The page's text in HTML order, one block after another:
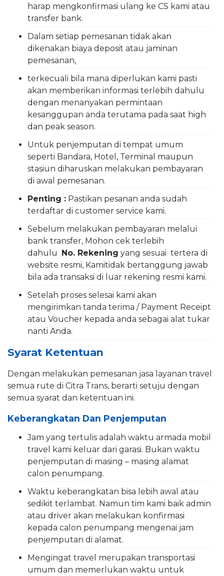
harap mengkonfirmasi ulang ke CS kami atau
transfer bank.
Dalam setiap pemesanan tidak akan
dikenakan biaya deposit atau jaminan
pemesanan,
terkecuali bila mana diperlukan kami pasti
akan memberikan informasi terlebih dahulu
dengan menanyakan permintaan
kesanggupan anda terutama pada saat high
dan peak season.
Untuk penjemputan di tempat umum
seperti Bandara, Hotel, Terminal maupun
stasiun diharuskan melakukan pembayaran
di awal pemesanan.
Penting : Pastikan pesanan anda sudah
terdaftar di customer service kami.
Sebelum melakukan pembayaran melalui
bank transfer, Mohon cek terlebih
dahulu No. Rekening yang sesuai tertera di
website resmi, Kamitidak bertanggung jawab
bila ada transaksi di luar rekening resmi kami.
Setelah proses selesai kami akan
mengirimkan tanda terima / Payment Receipt
atau Voucher kepada anda sebagai alat tukar
nanti Anda.
Syarat Ketentuan
Dengan melakukan pemesanan jasa layanan travel
semua rute di Citra Trans, berarti setuju dengan
semua syarat dan ketentuan ini.
Keberangkatan Dan Penjemputan
Jam yang tertulis adalah waktu armada mobil
travel kami keluar dari garasi. Bukan waktu
penjemputan di masing – masing alamat
calon penumpang.
Waktu keberangkatan bisa lebih awal atau
sedikit terlambat. Namun tim kami baik admin
atau driver akan melakukan konfirmasi
kepada calon penumpang mengenai jam
penjemputan di alamat.
Mengingat travel merupakan transportasi
umum dan memerlukan waktu untuk